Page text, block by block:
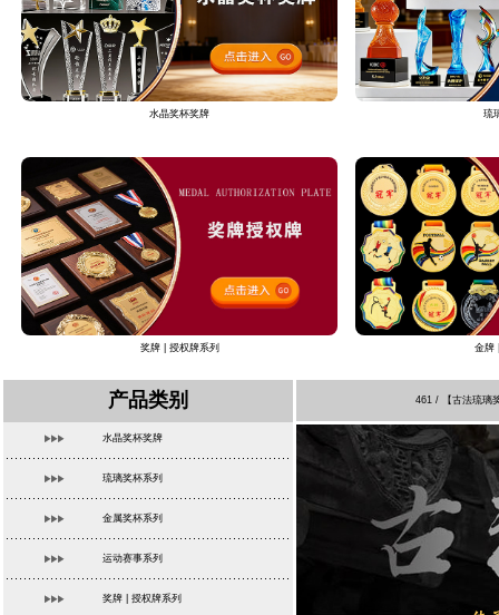
水晶奖杯奖牌 琉
奖牌 | 授权牌系列 金牌
产品类别
水晶奖杯奖牌
琉璃奖杯系列
金属奖杯系列
运动赛事系列
奖牌 | 授权牌系列
461 / 【古法琉璃